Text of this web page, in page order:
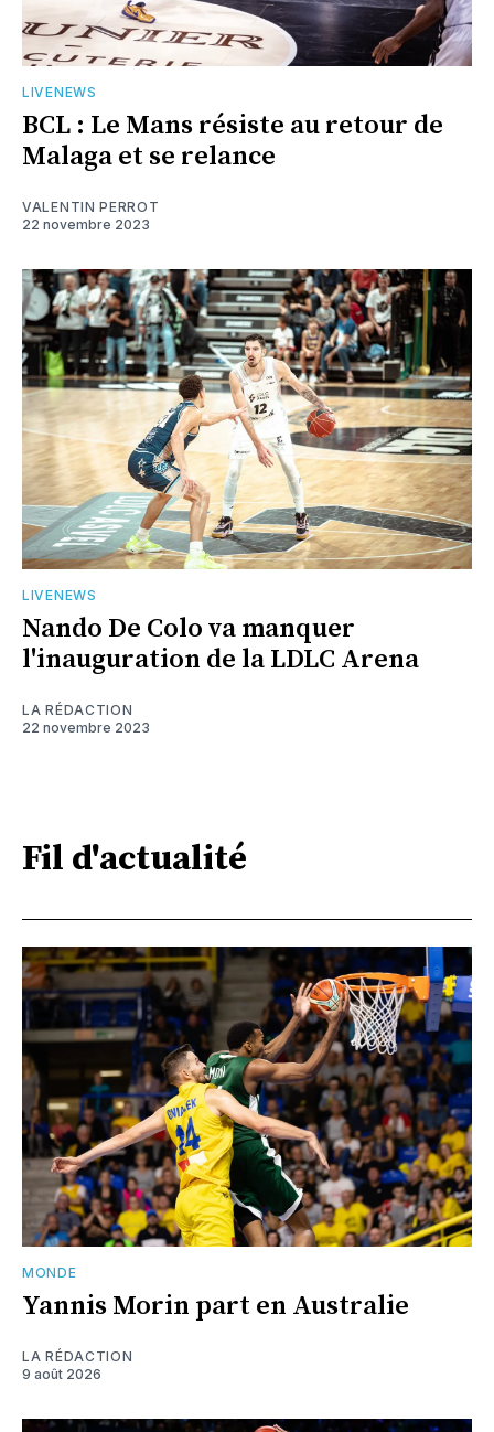
LIVENEWS
BCL : Le Mans résiste au retour de
Malaga et se relance
VALENTIN PERROT
22 novembre 2023
LIVENEWS
Nando De Colo va manquer
l'inauguration de la LDLC Arena
LA RÉDACTION
22 novembre 2023
Fil d'actualité
MONDE
Yannis Morin part en Australie
LA RÉDACTION
9 août 2026